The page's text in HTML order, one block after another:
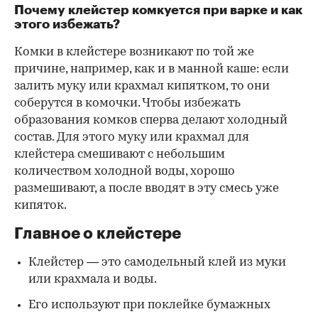
Почему клейстер комкуется при варке и как
этого избежать?
Комки в клейстере возникают по той же
причине, например, как и в манной каше: если
залить муку или крахмал кипятком, то они
соберутся в комочки. Чтобы избежать
образования комков сперва делают холодный
состав. Для этого муку или крахмал для
клейстера смешивают с небольшим
количеством холодной воды, хорошо
размешивают, а после вводят в эту смесь уже
кипяток.
Главное о клейстере
Клейстер — это самодельный клей из муки
или крахмала и воды.
Его используют при поклейке бумажных